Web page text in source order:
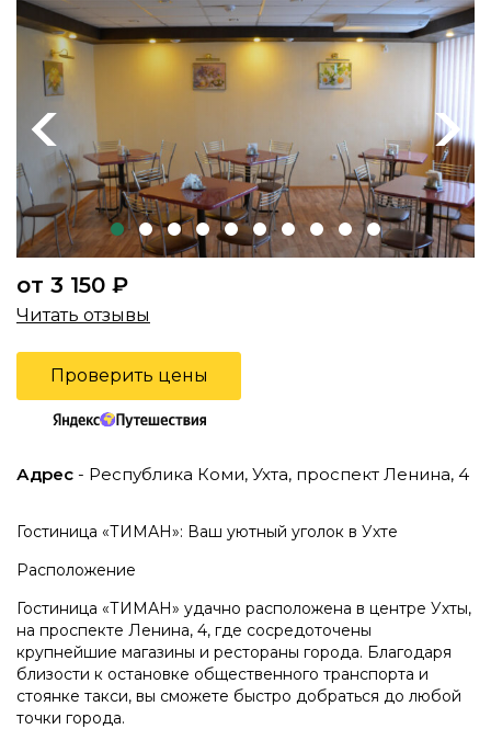
Previous Next
от 3 150 ₽
Читать отзывы
Проверить цены
Адрес - Республика Коми, Ухта, проспект Ленина, 4
Гостиница «ТИМАН»: Ваш уютный уголок в Ухте
Расположение
Гостиница «ТИМАН» удачно расположена в центре Ухты,
на проспекте Ленина, 4, где сосредоточены
крупнейшие магазины и рестораны города. Благодаря
близости к остановке общественного транспорта и
стоянке такси, вы сможете быстро добраться до любой
точки города.